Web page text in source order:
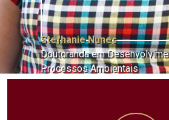
Stefhanie Nunes
Doutoranda em
Processos Ambientais